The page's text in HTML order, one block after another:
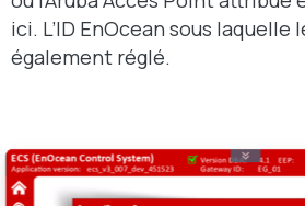
ici. L’ID EnOcean sous
également réglé.